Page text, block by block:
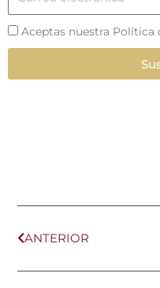
Aceptas nuestra Política
ANTERIOR